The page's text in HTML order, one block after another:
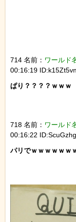
714 名前： ワールド
00:16:19 ID:k15Zt5vn
ぱり？？？？ｗｗｗ
718 名前： ワールド
00:16:22
パリでｗｗｗｗｗｗ